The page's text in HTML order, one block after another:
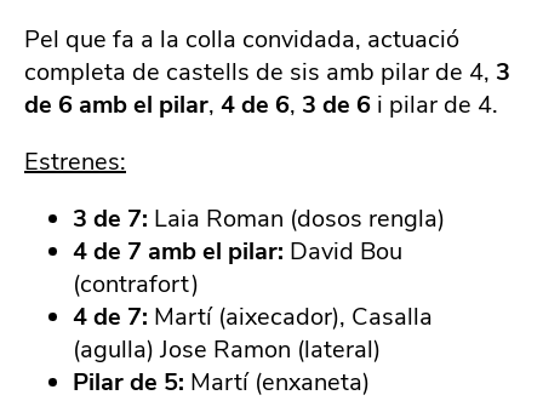
Pel que fa a la colla convidada, actuació
completa de castells de sis amb pilar de 4, 3
de 6 amb el pilar, 4 de 6, 3 de 6 i pilar de 4.
Estrenes:
3 de 7: Laia Roman (dosos rengla)
4 de 7 amb el pilar: David Bou
(contrafort)
4 de 7: Martí (aixecador), Casalla
(agulla) Jose Ramon (lateral)
Pilar de 5: Martí (enxaneta)